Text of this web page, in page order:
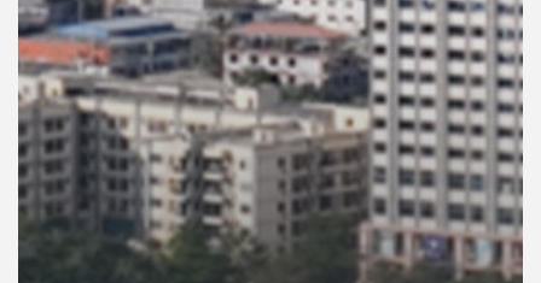
เกี่ยว
กับ
เรา
เครือ